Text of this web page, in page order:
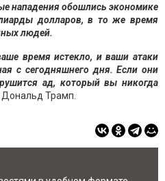
нападения обошлись экономике
долларов, в то же время
людей.
время истекло, и ваши атаки
с сегодняшнего дня. Если они
ад, который вы никогда
Трамп.